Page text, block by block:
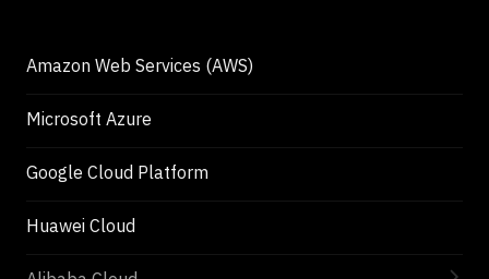
Amazon Web Services (AWS)
Microsoft Azure
Google Cloud Platform
Huawei Cloud